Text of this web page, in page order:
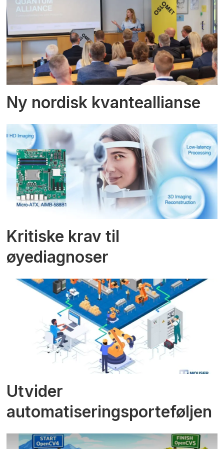
Ny nordisk kvanteallianse
Kritiske krav til
øyediagnoser
Utvider
automatiseringsporteføljen